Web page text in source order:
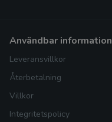
användbar information
Leveransvillkor
Återbetalning
Villkor
Integritetspolicy